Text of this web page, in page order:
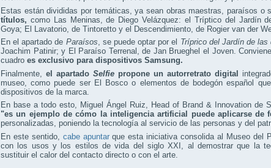
Estas están divididas por temáticas, ya sean obras maestras, paraísos o
títulos, como Las Meninas, de Diego Velázquez: el Tríptico del Jardín
Goya; El Lavatorio, de Tintoretto y el Descendimiento, de Rogier van der
En el apartado de Paraísos, se puede optar por el Tríprico del Jardín de las
Joachim Patinir; y El Paraíso Terrenal, de Jan Brueghel el Joven.
cuadro es exclusivo para dispositivos Samsung.
Finalmente,
el apartado Selfie propone un autorretrato digital
museo, como puede ser El Bosco o elementos de bodegón español
dispositivos de la marca.
En base a todo esto, Miguel Ángel Ruiz, Head of Brand & Innovation de
"es un ejemplo de cómo la inteligencia artificial puede aplicarse de
personalizadas, poniendo la tecnología al servicio de las personas y del
En este sentido, cabe apuntarque esta iniciativa consolida al Museo del
con los usos y los estilos de vida del siglo XXI, al demostrar que la
sustituir el calor del contacto directo o con el arte.